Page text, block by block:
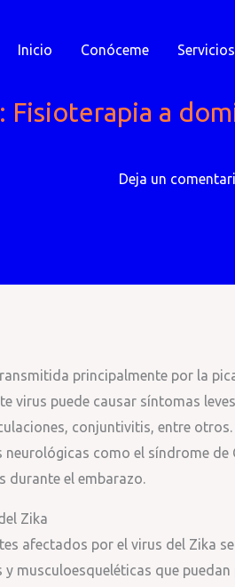
Inicio Conóceme Servicios
Fisioterapia a
Deja un
principalmente por la
virus puede causar síntomas
conjuntivitis, entre otros.
como el síndrome
durante el embarazo.
Zika
afectados por el virus del Zika
musculoesqueléticas que